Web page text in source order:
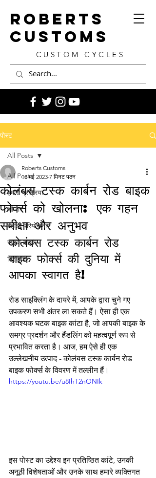
ROBERTS
CUSTOMS
CUSTOM CYCLES
पोस्ट
All Posts
हमारी प्रक्रिया
औजार
बहाली परियोजनाएं
सड़क बाइक
ब्रियांकी
All Posts
कोलंबस टस्क कार्बन रोड बाइक
फोर्क्स को खोलना: एक गहन
समीक्षा और अनुभव
Roberts Customs
13 मई 2023 7 मिनट पठन
कोलंबस टस्क कार्बन रोड
बाइक फोर्क्स की दुनिया में
आपका स्वागत है!
रोड साइक्लिंग के दायरे में, आपके द्वारा चुने गए
उपकरण सभी अंतर ला सकते हैं। ऐसा ही एक
आवश्यक घटक बाइक कांटा है, जो आपकी बाइक के
समग्र प्रदर्शन और हैंडलिंग को महत्वपूर्ण रूप से
प्रभावित करता है। आज, हम ऐसे ही एक
उल्लेखनीय उत्पाद - कोलंबस टस्क कार्बन रोड
बाइक फोर्क्स के विवरण में तल्लीन हैं।
https://youtu.be/u8IhT2nONIk
इस पोस्ट का उद्देश्य इन प्रतिष्ठित कांटे, उनकी
अनूठी विशेषताओं और उनके साथ हमारे व्यक्तिगत